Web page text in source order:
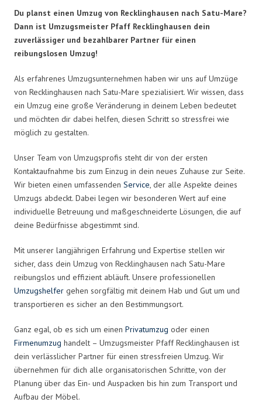
Du planst einen Umzug von Recklinghausen nach Satu-Mare?
Dann ist Umzugsmeister Pfaff Recklinghausen dein
zuverlässiger und bezahlbarer Partner für einen
reibungslosen Umzug!
Als erfahrenes Umzugsunternehmen haben wir uns auf Umzüge
von Recklinghausen nach Satu-Mare spezialisiert. Wir wissen, dass
ein Umzug eine große Veränderung in deinem Leben bedeutet
und möchten dir dabei helfen, diesen Schritt so stressfrei wie
möglich zu gestalten.
Unser Team von Umzugsprofis steht dir von der ersten
Kontaktaufnahme bis zum Einzug in dein neues Zuhause zur Seite.
Wir bieten einen umfassenden Service, der alle Aspekte deines
Umzugs abdeckt. Dabei legen wir besonderen Wert auf eine
individuelle Betreuung und maßgeschneiderte Lösungen, die auf
deine Bedürfnisse abgestimmt sind.
Mit unserer langjährigen Erfahrung und Expertise stellen wir
sicher, dass dein Umzug von Recklinghausen nach Satu-Mare
reibungslos und effizient abläuft. Unsere professionellen
Umzugshelfer gehen sorgfältig mit deinem Hab und Gut um und
transportieren es sicher an den Bestimmungsort.
Ganz egal, ob es sich um einen Privatumzug oder einen
Firmenumzug handelt – Umzugsmeister Pfaff Recklinghausen ist
dein verlässlicher Partner für einen stressfreien Umzug. Wir
übernehmen für dich alle organisatorischen Schritte, von der
Planung über das Ein- und Auspacken bis hin zum Transport und
Aufbau der Möbel.